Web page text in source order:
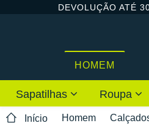
DEVOLUÇÃO ATÉ
HOMEM
Sapatilhas Roupa
Início Homem